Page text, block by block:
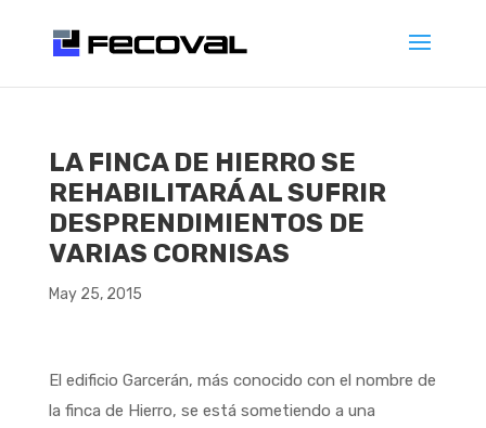
LA FINCA DE HIERRO SE
REHABILITARÁ AL SUFRIR
DESPRENDIMIENTOS DE
VARIAS CORNISAS
May 25, 2015
El edificio Garcerán, más conocido con el nombre de
la finca de Hierro, se está sometiendo a una